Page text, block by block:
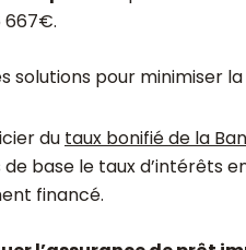
667€.
solutions pour minimiser
du taux bonifié de la
base le taux d’intérêts
financé.